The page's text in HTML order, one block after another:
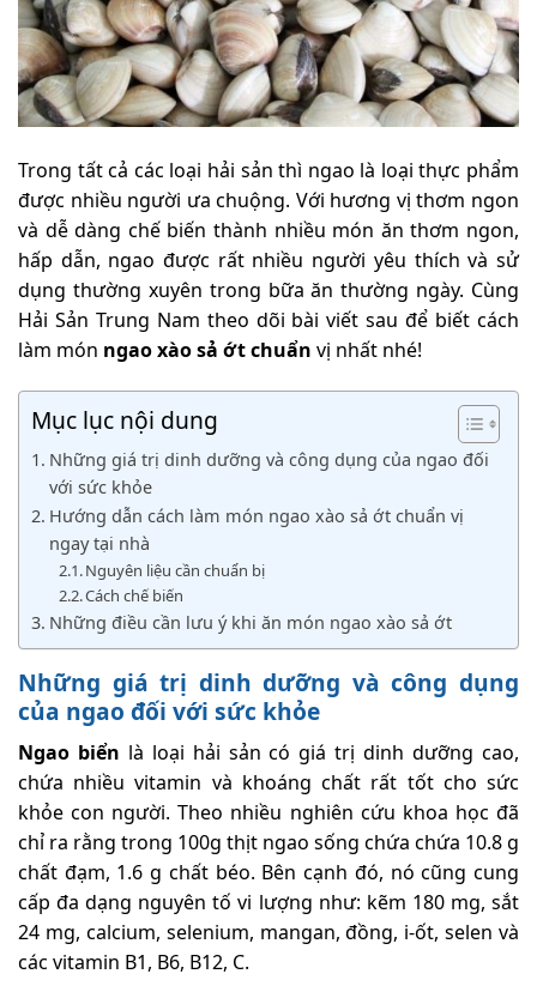
Trong tất cả các loại hải sản thì ngao là loại thực phẩm
được nhiều người ưa chuộng. Với hương vị thơm ngon
và dễ dàng chế biến thành nhiều món ăn thơm ngon,
hấp dẫn, ngao được rất nhiều người yêu thích và sử
dụng thường xuyên trong bữa ăn thường ngày. Cùng
Hải Sản Trung Nam theo dõi bài viết sau để biết cách
làm món ngao xào sả ớt chuẩn vị nhất nhé!
Mục lục nội dung
Những giá trị dinh dưỡng và công dụng của ngao đối
với sức khỏe
Hướng dẫn cách làm món ngao xào sả ớt chuẩn vị
ngay tại nhà
Nguyên liệu cần chuẩn bị
Cách chế biến
Những điều cần lưu ý khi ăn món ngao xào sả ớt
Những giá trị dinh dưỡng và công dụng
của ngao đối với sức khỏe
Ngao biển là loại hải sản có giá trị dinh dưỡng cao,
chứa nhiều vitamin và khoáng chất rất tốt cho sức
khỏe con người. Theo nhiều nghiên cứu khoa học đã
chỉ ra rằng trong 100g thịt ngao sống chứa chứa 10.8 g
chất đạm, 1.6 g chất béo. Bên cạnh đó, nó cũng cung
cấp đa dạng nguyên tố vi lượng như: kẽm 180 mg, sắt
24 mg, calcium, selenium, mangan, đồng, i-ốt, selen và
các vitamin B1, B6, B12, C.